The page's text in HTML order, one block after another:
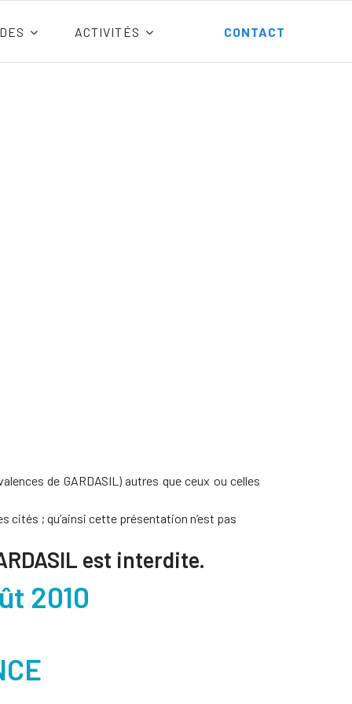
ACTIVITÉS CONTACT
de GARDASIL) autres que ceux ou celles
cités ; qu’ainsi cette présentation n’est pas
est interdite.
2010